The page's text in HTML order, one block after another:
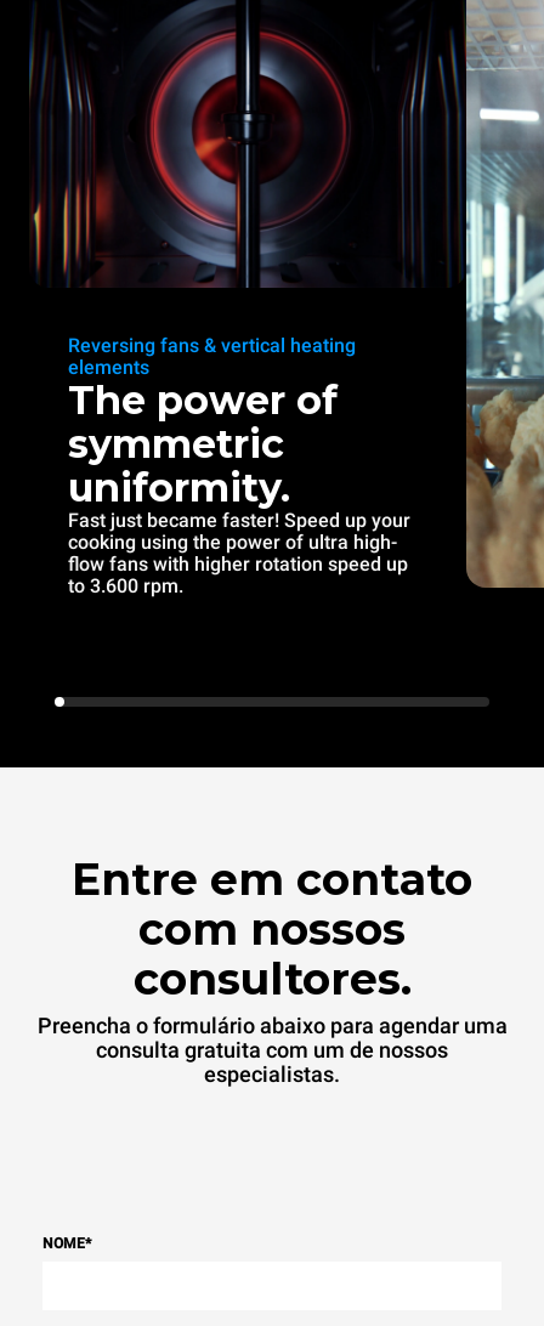
Reversing fans & vertical heating
elements
The power of
symmetric
uniformity.
Fast just became faster! Speed up your
cooking using the power of ultra high-
flow fans with higher rotation speed up
to 3.600 rpm.
Entre em contato
com nossos
consultores.
Preencha o formulário abaixo para agendar uma
consulta gratuita com um de nossos
especialistas.
NOME*